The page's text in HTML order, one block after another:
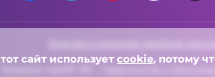
«ШАЯН ТВ» , Свидетельство о
сайт использует cookie, потому